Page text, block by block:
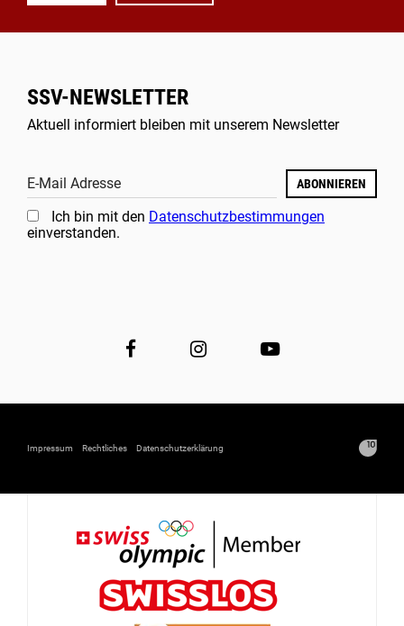
SSV-NEWSLETTER
Aktuell informiert bleiben mit unserem Newsletter
E-Mail Adresse ABONNIEREN
Ich bin mit den Datenschutzbestimmungen
einverstanden.
Impressum Rechtliches Datenschutzerklärung